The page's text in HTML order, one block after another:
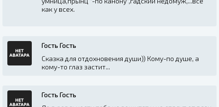
как у всех.
Гость Гость
Сказка для отдохновения души)) Кому-по душе, а
кому-то глаз застит...
Гость Гость